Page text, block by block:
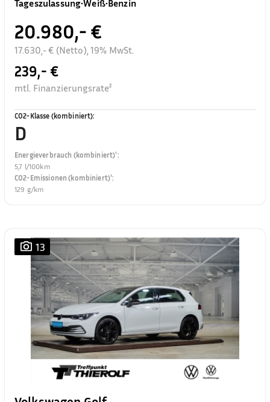
Tageszulassung•Weiß•Benzin
20.980,- €
17.630,- € (Netto), 19% MwSt.
239,- €
mtl. Finanzierungsrate²
CO2-Klasse (kombiniert):
D
Energieverbrauch (kombiniert)¹:
5,7 l/100km
CO2-Emissionen (kombiniert)¹:
129 g/km
13